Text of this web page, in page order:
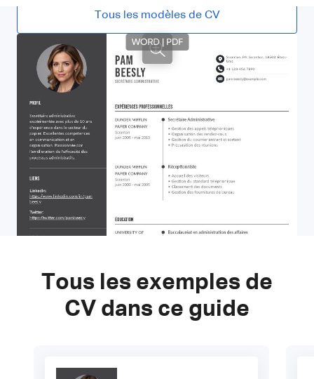
Tous les modèles de CV
Tous les exemples de
CV dans ce guide